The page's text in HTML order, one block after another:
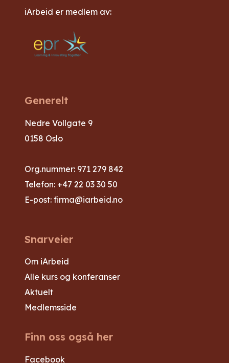
iArbeid er medlem av:
Generelt
Nedre Vollgate 9
0158 Oslo
Org.nummer: 971 279 842
Telefon: +47 22 03 30 50
E-post: firma@iarbeid.no
Snarveier
Om iArbeid
Alle kurs og konferanser
Aktuelt
Medlemsside
Finn oss også her
Facebook